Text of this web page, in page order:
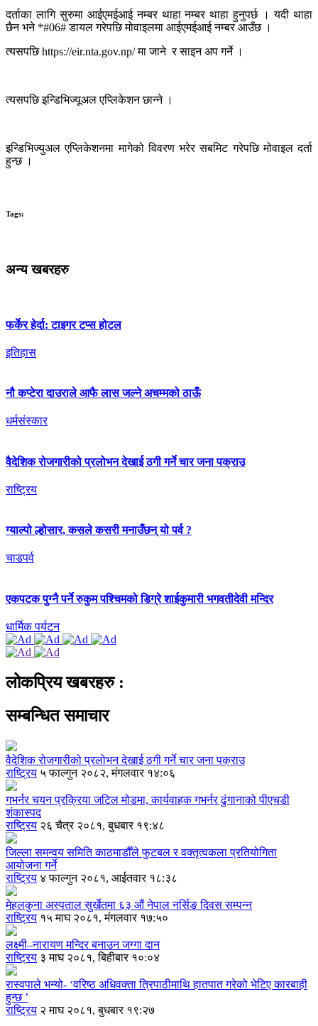
दर्ताका लागि सुरुमा आईएमईआई नम्बर थाहा नम्बर थाहा हुनुपर्छ । यदी थाहा
छैन भने *#06# डायल गरेपछि मोवाइलमा आईएमईआई नम्बर आउँछ ।
त्यसपछि https://eir.nta.gov.np/ मा जाने र साइन अप गर्ने ।
त्यसपछि इन्डिभिज्यूअल एप्लिकेशन छान्ने ।
इन्डिभिज्युअल एप्लिकेशनमा मागेको विवरण भरेर सबमिट गरेपछि मोवाइल दर्ता
हुन्छ ।
Tags:
अन्य खबरहरु
फर्केर हेर्दा: टाइगर टप्स होटल
इतिहास
नौ कप्टेरा दाउराले आफै लास जल्ने अचम्मको ठाऊँ
धर्मसंस्कार
वैदेशिक रोजगारीको प्रलोभन देखाई ठगी गर्ने चार जना पक्राउ
राष्ट्रिय
ग्याल्पो ल्होसार, कसले कसरी मनाउँछन् यो पर्व ?
चाडपर्व
एकपटक पुग्‍नै पर्ने रुकुम पश्चिमको डिग्रे शाईकुमारी भगवतीदेवी मन्दिर
धार्मिक पर्यटन
लोकप्रिय खबरहरु :
सम्बन्धित समाचार
वैदेशिक रोजगारीको प्रलोभन देखाई ठगी गर्ने चार जना पक्राउ
राष्ट्रिय ५ फाल्गुन २०८२, मंगलवार १४:०६
गभर्नर चयन प्रक्रिया जटिल मोडमा, कार्यवाहक गभर्नर ढुंगानाको पीएचडी
शंकास्पद
राष्ट्रिय २६ चैत्र २०८१, बुधबार १९:४८
जिल्ला समन्वय समिति काठमाडौँले फुटबल र वक्तृत्वकला प्रतियोगिता
आयोजना गर्ने
राष्ट्रिय ४ फाल्गुन २०८१, आईतवार १८:३८
मेहलकुना अस्पताल सुर्खेतमा ६३ औं नेपाल नर्सिङ दिवस सम्पन्न
राष्ट्रिय १५ माघ २०८१, मंगलवार १७:५०
लक्ष्मी–नारायण मन्दिर बनाउन जग्गा दान
राष्ट्रिय ३ माघ २०८१, बिहीबार १०:०४
रास्वपाले भन्यो- ‘वरिष्ठ अधिवक्ता त्रिपाठीमाथि हातपात गरेको भेटिए कारबाही
हुन्छ ’
राष्ट्रिय २ माघ २०८१, बुधबार १९:२७